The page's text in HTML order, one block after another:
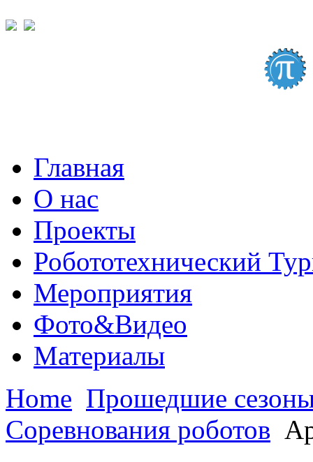
Главная
О нас
Проекты
Робототехнический
Мероприятия
Фото&Видео
Материалы
Home Прошедшие
Соревнования роботов